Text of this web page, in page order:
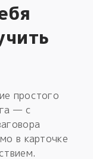
простого
— с
в карточке